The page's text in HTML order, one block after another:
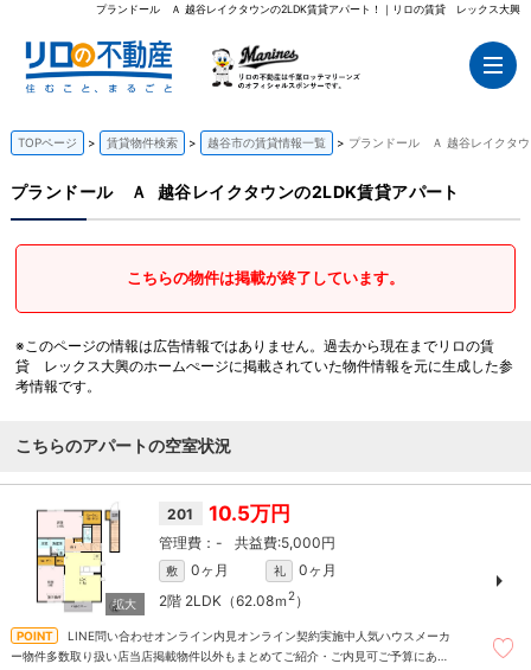
プランドール Ａ 越谷レイクタウンの2LDK賃貸アパート！｜リロの賃貸 レックス大興
TOPページ 賃貸物件検索 越谷市の賃貸情報一覧 プランドール Ａ 越谷レイクタ
プランドール Ａ 越谷レイクタウンの2LDK賃貸アパート
こちらの物件は掲載が終了しています。
※このページの情報は広告情報ではありません。過去から現在までリロの賃
貸 レックス大興のホームぺージに掲載されていた物件情報を元に生成した参
考情報です。
こちらのアパートの空室状況
201 10.5万円
- 5,000円
敷 0ヶ月 礼
0ヶ月
2階 2LDK（62.08ｍ 2）
LINE問い合わせオンライン内見オンライン契約実施中人気ハウスメーカ
ー物件多数取り扱い店当店掲載物件以外もまとめてご紹介・ご内見可ご予算にあっ